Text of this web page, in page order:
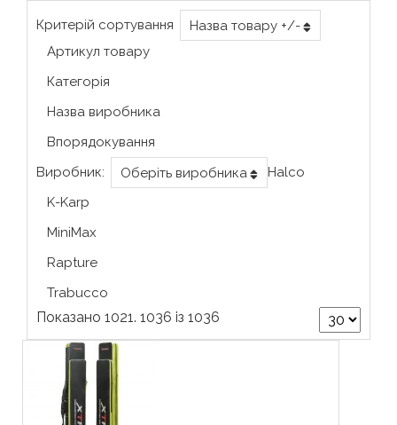
Критерій сортування
Назва товару +/-
Артикул товару
Категорія
Назва виробника
Впорядокування
Виробник:
Оберіть виробника
Halco
K-Karp
MiniMax
Rapture
Trabucco
Показано 1021. 1036 із 1036